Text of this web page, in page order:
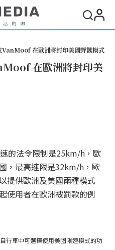
在歐洲將封印美國野獸模式
在歐洲將封印美
的法令限制是25km/h，歐
，最高速限是32km/h，歐
提供歐洲及美國兩種模式
使用者在歐洲被罰款的例
行車中可選擇使用美國限速模式的功